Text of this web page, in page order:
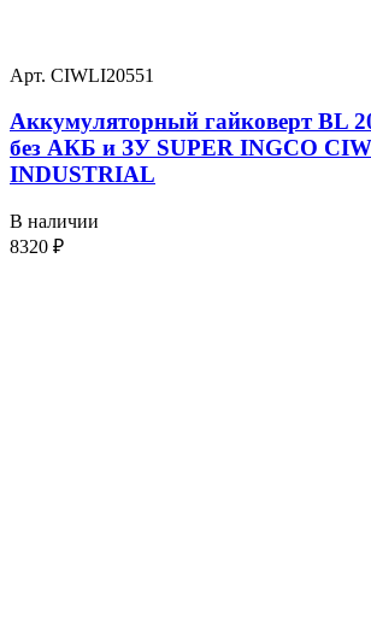
Арт. CIWLI20551
Аккумуляторный гайковерт BL
без АКБ и ЗУ SUPER INGCO
INDUSTRIAL
В наличии
8320 ₽